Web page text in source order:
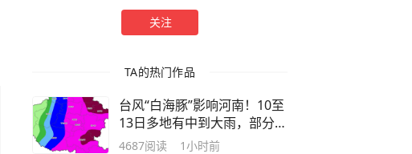
关注
TA的热门作品
台风“白海豚”影响河南！10至
13日多地有中到大雨，部分地
区有暴雨大暴雨
4687阅读 1小时前